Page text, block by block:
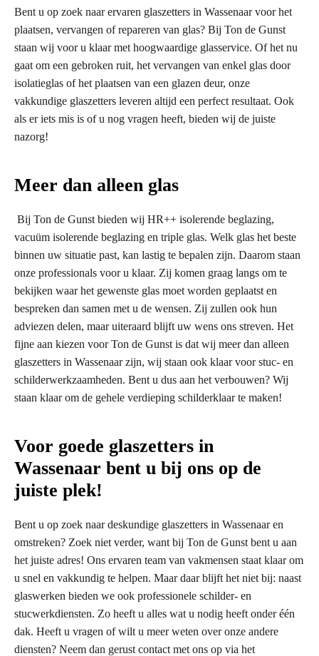
Bent u op zoek naar ervaren glaszetters in Wassenaar voor het
plaatsen, vervangen of repareren van glas? Bij Ton de Gunst
staan wij voor u klaar met hoogwaardige glasservice. Of het nu
gaat om een gebroken ruit, het vervangen van enkel glas door
isolatieglas of het plaatsen van een glazen deur, onze
vakkundige glaszetters leveren altijd een perfect resultaat. Ook
als er iets mis is of u nog vragen heeft, bieden wij de juiste
nazorg!
Meer dan alleen glas
Bij Ton de Gunst bieden wij HR++ isolerende beglazing,
vacuüm isolerende beglazing en triple glas. Welk glas het beste
binnen uw situatie past, kan lastig te bepalen zijn. Daarom staan
onze professionals voor u klaar. Zij komen graag langs om te
bekijken waar het gewenste glas moet worden geplaatst en
bespreken dan samen met u de wensen. Zij zullen ook hun
adviezen delen, maar uiteraard blijft uw wens ons streven. Het
fijne aan kiezen voor Ton de Gunst is dat wij meer dan alleen
glaszetters in Wassenaar zijn, wij staan ook klaar voor stuc- en
schilderwerkzaamheden. Bent u dus aan het verbouwen? Wij
staan klaar om de gehele verdieping schilderklaar te maken!
Voor goede glaszetters in
Wassenaar bent u bij ons op de
juiste plek!
Bent u op zoek naar deskundige glaszetters in Wassenaar en
omstreken? Zoek niet verder, want bij Ton de Gunst bent u aan
het juiste adres! Ons ervaren team van vakmensen staat klaar om
u snel en vakkundig te helpen. Maar daar blijft het niet bij: naast
glaswerken bieden we ook professionele schilder- en
stucwerkdiensten. Zo heeft u alles wat u nodig heeft onder één
dak. Heeft u vragen of wilt u meer weten over onze andere
diensten? Neem dan gerust contact met ons op via het